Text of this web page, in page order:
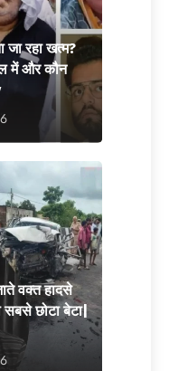
जा रहा खत्म?
में और कौन
वक्त हादसे
छोटा बेटा|